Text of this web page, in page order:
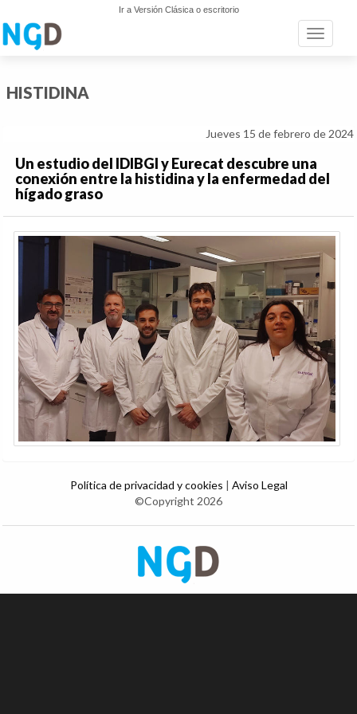
Ir a Versión Clásica o escritorio
Toggle
HISTIDINA
Jueves 15 de febrero de 2024
Un estudio del IDIBGI y Eurecat descubre una
conexión entre la histidina y la enfermedad del
hígado graso
Política de privacidad y cookies | Aviso Legal
©Copyright 2026